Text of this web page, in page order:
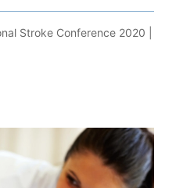
Stroke Conference 2020